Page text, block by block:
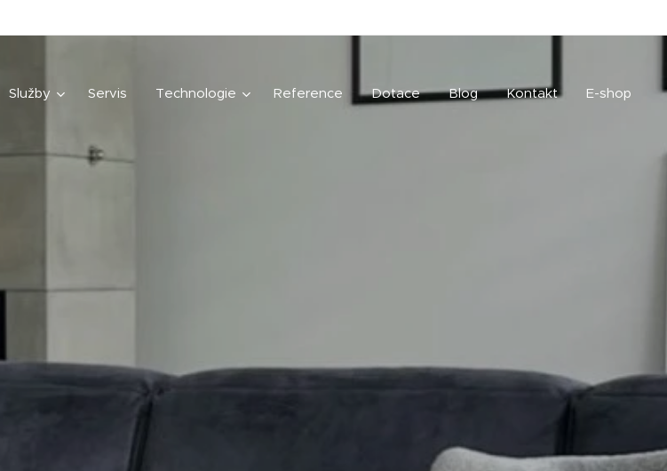
Služby Servis Technologie Reference Dotace Blog Kontakt E-shop